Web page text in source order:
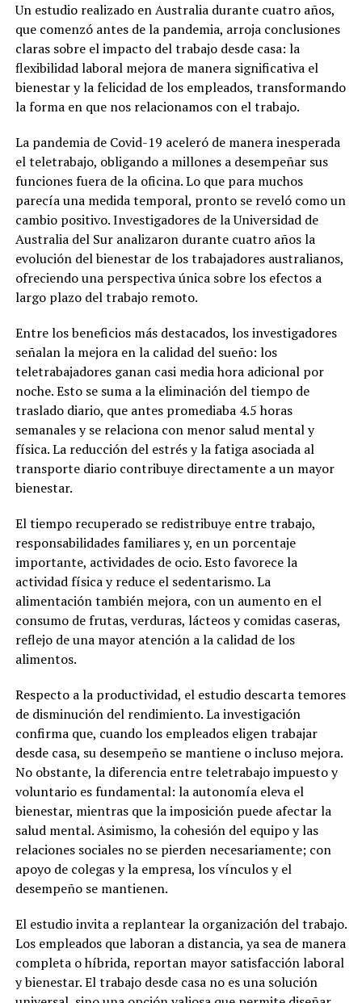
Un estudio realizado en Australia durante cuatro años,
que comenzó antes de la pandemia, arroja conclusiones
claras sobre el impacto del trabajo desde casa: la
flexibilidad laboral mejora de manera significativa el
bienestar y la felicidad de los empleados, transformando
la forma en que nos relacionamos con el trabajo.
La pandemia de Covid-19 aceleró de manera inesperada
el teletrabajo, obligando a millones a desempeñar sus
funciones fuera de la oficina. Lo que para muchos
parecía una medida temporal, pronto se reveló como un
cambio positivo. Investigadores de la Universidad de
Australia del Sur analizaron durante cuatro años la
evolución del bienestar de los trabajadores australianos,
ofreciendo una perspectiva única sobre los efectos a
largo plazo del trabajo remoto.
Entre los beneficios más destacados, los investigadores
señalan la mejora en la calidad del sueño: los
teletrabajadores ganan casi media hora adicional por
noche. Esto se suma a la eliminación del tiempo de
traslado diario, que antes promediaba 4.5 horas
semanales y se relaciona con menor salud mental y
física. La reducción del estrés y la fatiga asociada al
transporte diario contribuye directamente a un mayor
bienestar.
El tiempo recuperado se redistribuye entre trabajo,
responsabilidades familiares y, en un porcentaje
importante, actividades de ocio. Esto favorece la
actividad física y reduce el sedentarismo. La
alimentación también mejora, con un aumento en el
consumo de frutas, verduras, lácteos y comidas caseras,
reflejo de una mayor atención a la calidad de los
alimentos.
Respecto a la productividad, el estudio descarta temores
de disminución del rendimiento. La investigación
confirma que, cuando los empleados eligen trabajar
desde casa, su desempeño se mantiene o incluso mejora.
No obstante, la diferencia entre teletrabajo impuesto y
voluntario es fundamental: la autonomía eleva el
bienestar, mientras que la imposición puede afectar la
salud mental. Asimismo, la cohesión del equipo y las
relaciones sociales no se pierden necesariamente; con
apoyo de colegas y la empresa, los vínculos y el
desempeño se mantienen.
El estudio invita a replantear la organización del trabajo.
Los empleados que laboran a distancia, ya sea de manera
completa o híbrida, reportan mayor satisfacción laboral
y bienestar. El trabajo desde casa no es una solución